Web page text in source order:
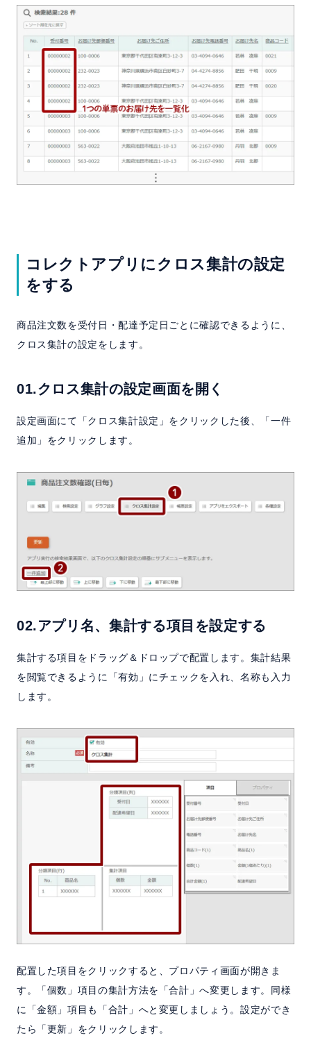
コレクトアプリにクロス集計の設定
をする
商品注文数を受付日・配達予定日ごとに確認できるように、
クロス集計の設定をします。
01.クロス集計の設定画面を開く
設定画面にて「クロス集計設定」をクリックした後、「一件
追加」をクリックします。
02.アプリ名、集計する項目を設定する
集計する項目をドラッグ＆ドロップで配置します。集計結果
を閲覧できるように「有効」にチェックを入れ、名称も入力
します。
配置した項目をクリックすると、プロパティ画面が開きま
す。「個数」項目の集計方法を「合計」へ変更します。同様
に「金額」項目も「合計」へと変更しましょう。設定ができ
たら「更新」をクリックします。